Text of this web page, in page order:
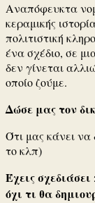
Αναπόφευκτα
κεραμικής
πολιτιστική
ένα σχέδιο, σε
δεν γίνεται
οποίο ζούμε.
Δώσε μας τον
Ότι μας κάνει
το κλπ)
Έχεις
όχι τι θα